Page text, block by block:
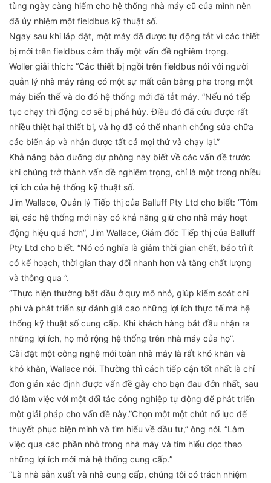
tùng ngày càng hiếm cho hệ thống nhà máy cũ của mình nên
đã ủy nhiệm một fieldbus kỹ thuật số.
Ngay sau khi lắp đặt, một máy đã được tự động tắt vì các thiết
bị mới trên fieldbus cảm thấy một vấn đề nghiêm trọng.
Woller giải thích: “Các thiết bị ngồi trên fieldbus nói với người
quản lý nhà máy rằng có một sự mất cân bằng pha trong một
máy biến thế và do đó hệ thống mới đã tắt máy. “Nếu nó tiếp
tục chạy thì động cơ sẽ bị phá hủy. Điều đó đã cứu được rất
nhiều thiệt hại thiết bị, và họ đã có thể nhanh chóng sửa chữa
các biến áp và nhận được tất cả mọi thứ và chạy lại.”
Khả năng bảo dưỡng dự phòng này biết về các vấn đề trước
khi chúng trở thành vấn đề nghiêm trọng, chỉ là một trong nhiều
lợi ích của hệ thống kỹ thuật số.
Jim Wallace, Quản lý Tiếp thị của Balluff Pty Ltd cho biết: “Tóm
lại, các hệ thống mới này có khả năng giữ cho nhà máy hoạt
động hiệu quả hơn”, Jim Wallace, Giám đốc Tiếp thị của Balluff
Pty Ltd cho biết. “Nó có nghĩa là giảm thời gian chết, bảo trì ít
có kế hoạch, thời gian thay đổi nhanh hơn và tăng chất lượng
và thông qua “.
“Thực hiện thường bắt đầu ở quy mô nhỏ, giúp kiểm soát chi
phí và phát triển sự đánh giá cao những lợi ích thực tế mà hệ
thống kỹ thuật số cung cấp. Khi khách hàng bắt đầu nhận ra
những lợi ích, họ mở rộng hệ thống trên nhà máy của họ”.
Cài đặt một công nghệ mới toàn nhà máy là rất khó khăn và
khó khăn, Wallace nói. Thường thì cách tiếp cận tốt nhất là chỉ
đơn giản xác định được vấn đề gây cho bạn đau đớn nhất, sau
đó làm việc với một đối tác công nghiệp tự động để phát triển
một giải pháp cho vấn đề này.”Chọn một một chút nổ lực để
thuyết phục biện minh và tìm hiểu về đầu tư,” ông nói. “Làm
việc qua các phần nhỏ trong nhà máy và tìm hiểu dọc theo
những lợi ích mới mà hệ thống cung cấp.”
“Là nhà sản xuất và nhà cung cấp, chúng tôi có trách nhiệm